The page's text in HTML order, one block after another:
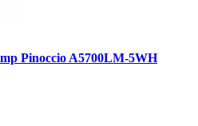
Pinoccio A5700LM-5WH